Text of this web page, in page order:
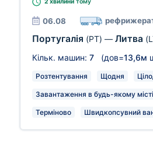
06.08
Португалія (PT) — Литва
Кільк. машин: 7 (дов=13,6м
Розтентування Щодня
Завантаження в будь-якому місті
Терміново Швидкопсувний